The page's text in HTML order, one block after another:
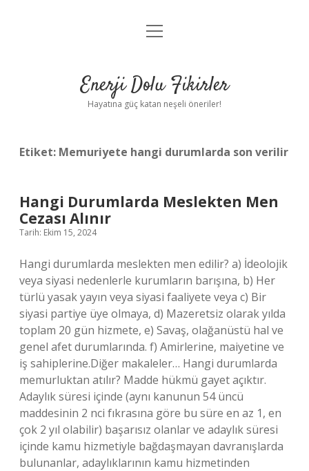
Anasayfa
Yasal Uyarı
menüyü
Enerji Dolu Fikirler
Hayatına güç katan neşeli öneriler!
Etiket: Memuriyete hangi durumlarda son verilir
Hangi Durumlarda Meslekten Men
Cezası Alınır
Tarih: Ekim 15, 2024
Hangi durumlarda meslekten men edilir? a) İdeolojik
veya siyasi nedenlerle kurumların barışına, b) Her
türlü yasak yayın veya siyasi faaliyete veya c) Bir
siyasi partiye üye olmaya, d) Mazeretsiz olarak yılda
toplam 20 gün hizmete, e) Savaş, olağanüstü hal ve
genel afet durumlarında. f) Amirlerine, maiyetine ve
iş sahiplerine.Diğer makaleler… Hangi durumlarda
memurluktan atılır? Madde hükmü gayet açıktır.
Adaylık süresi içinde (aynı kanunun 54 üncü
maddesinin 2 nci fıkrasına göre bu süre en az 1, en
çok 2 yıl olabilir) başarısız olanlar ve adaylık süresi
içinde kamu hizmetiyle bağdaşmayan davranışlarda
bulunanlar, adaylıklarının kamu hizmetinden